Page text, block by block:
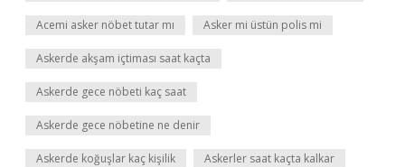
Acemi asker nöbet tutar mı Asker mi üstün polis mi
Askerde akşam içtiması saat kaçta
Askerde gece nöbeti kaç saat
Askerde gece nöbetine ne denir
Askerde koğuşlar kaç kişilik Askerler saat kaçta kalkar